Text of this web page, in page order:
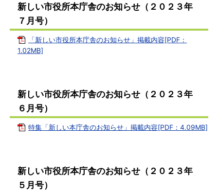
新しい市役所本庁舎のお知らせ（２０２３年
７月号）
「新しい市役所本庁舎のお知らせ」掲載内容[PDF：
1.02MB]
新しい市役所本庁舎のお知らせ（２０２３年
６月号）
特集「新しい本庁舎のお知らせ」掲載内容[PDF：4.09MB]
新しい市役所本庁舎のお知らせ（２０２３年
５月号）